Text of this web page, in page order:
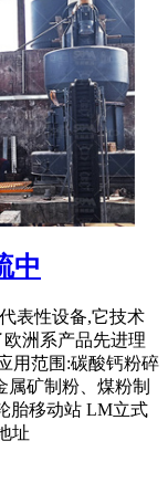
中
表性设备,它技术
洲系产品先进理
用范围:碳酸钙粉碎
属矿制粉、煤粉制
胎移动站 LM立式
址